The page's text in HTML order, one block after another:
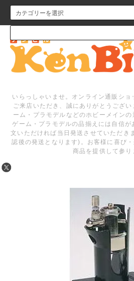
いらっしゃいませ。オンライン通販シ
ご来店いただき、誠にありがとうござ
ーム・プラモデルなどのホビーメイン
ゲーム・プラモデルの品揃えには自信
文いただければ当日発送させていただき
認後の発送となります)。お客様に喜び
商品を提供して参り